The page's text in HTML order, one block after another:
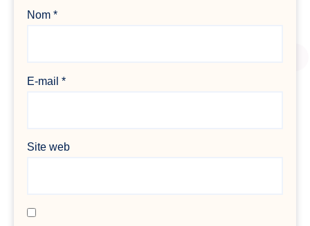
Nom*
E-mail*
Site web